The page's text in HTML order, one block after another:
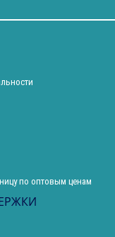
по оптовым ценам